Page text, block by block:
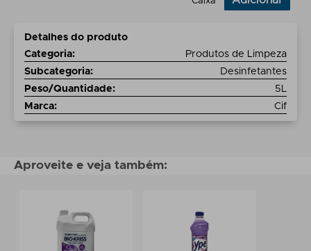
Detalhes do produto
Categoria:
Produtos de Limpeza
Subcategoria:
Desinfetantes
Peso/Quantidade:
5L
Marca: Cif
Aproveite e veja também: